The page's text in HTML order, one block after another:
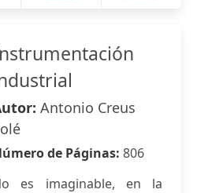
Antonio Creus
de Páginas: 806
es imaginable, en la